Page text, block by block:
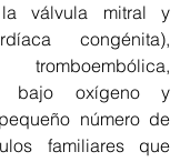
válvula mitral y
congénita),
bajo oxígeno y
número de
familiares que